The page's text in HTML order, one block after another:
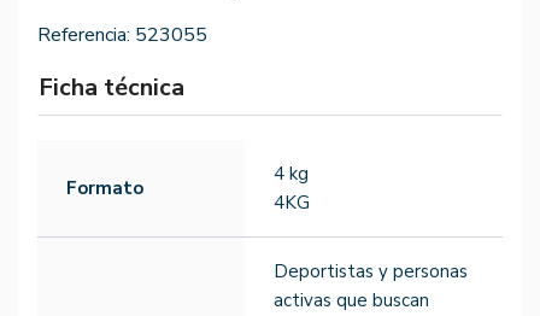
Referencia: 523055
Ficha técnica
Formato
4 kg
4KG
Deportistas y personas
activas que buscan